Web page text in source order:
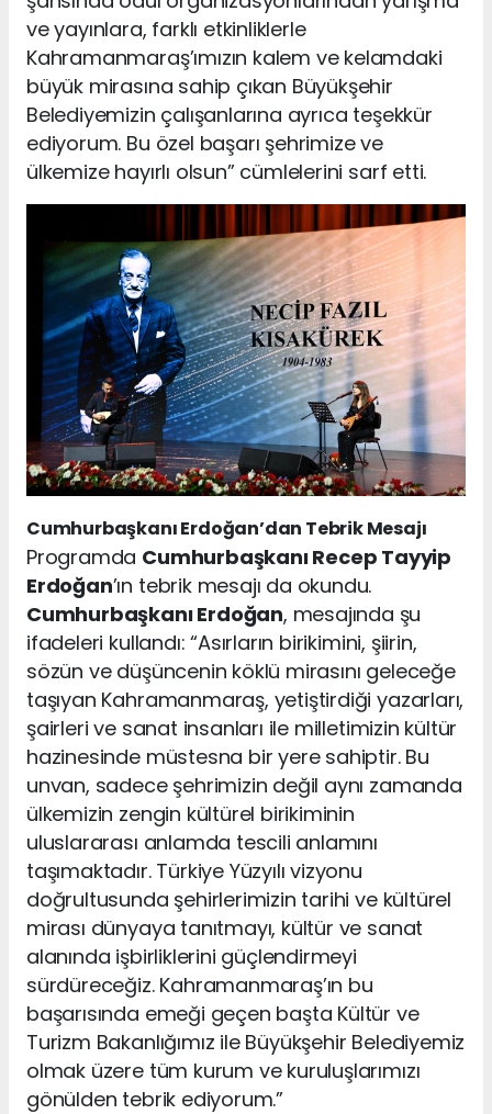
ve yayınlara, farklı etkinliklerle
Kahramanmaraş’ımızın kalem ve kelamdaki
büyük mirasına sahip çıkan Büyükşehir
Belediyemizin çalışanlarına ayrıca teşekkür
ediyorum. Bu özel başarı şehrimize ve
ülkemize hayırlı olsun” cümlelerini sarf etti.
Cumhurbaşkanı Erdoğan’dan Tebrik Mesajı
Programda Cumhurbaşkanı Recep Tayyip
Erdoğan’ın tebrik mesajı da okundu.
Cumhurbaşkanı Erdoğan, mesajında şu
ifadeleri kullandı: “Asırların birikimini, şiirin,
sözün ve düşüncenin köklü mirasını geleceğe
taşıyan Kahramanmaraş, yetiştirdiği yazarları,
şairleri ve sanat insanları ile milletimizin kültür
hazinesinde müstesna bir yere sahiptir. Bu
unvan, sadece şehrimizin değil aynı zamanda
ülkemizin zengin kültürel birikiminin
uluslararası anlamda tescili anlamını
taşımaktadır. Türkiye Yüzyılı vizyonu
doğrultusunda şehirlerimizin tarihi ve kültürel
mirası dünyaya tanıtmayı, kültür ve sanat
alanında işbirliklerini güçlendirmeyi
sürdüreceğiz. Kahramanmaraş’ın bu
başarısında emeği geçen başta Kültür ve
Turizm Bakanlığımız ile Büyükşehir Belediyemiz
olmak üzere tüm kurum ve kuruluşlarımızı
gönülden tebrik ediyorum.”